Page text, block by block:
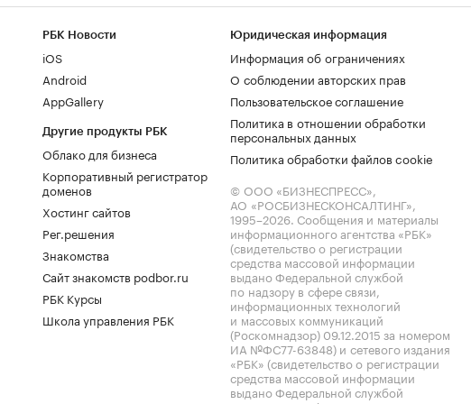
РБК Новости
iOS
Android
AppGallery
Другие продукты РБК
Облако для бизнеса
Корпоративный регистратор
доменов
Хостинг сайтов
Рег.решения
Знакомства
Сайт знакомств podbor.ru
РБК Курсы
Школа управления РБК
Юридическая информация
Информация об ограничениях
О соблюдении авторских прав
Пользовательское соглашение
Политика в отношении обработки
персональных данных
Политика обработки файлов cookie
© ООО «БИЗНЕСПРЕСС»,
АО «РОСБИЗНЕСКОНСАЛТИНГ»,
1995–2026. Сообщения и материалы
информационного агентства «РБК»
(свидетельство о регистрации
средства массовой информации
выдано Федеральной службой
по надзору в сфере связи,
информационных технологий
и массовых коммуникаций
(Роскомнадзор) 09.12.2015 за номером
ИА №ФС77-63848) и сетевого издания
«РБК» (свидетельство о регистрации
средства массовой информации
выдано Федеральной службой